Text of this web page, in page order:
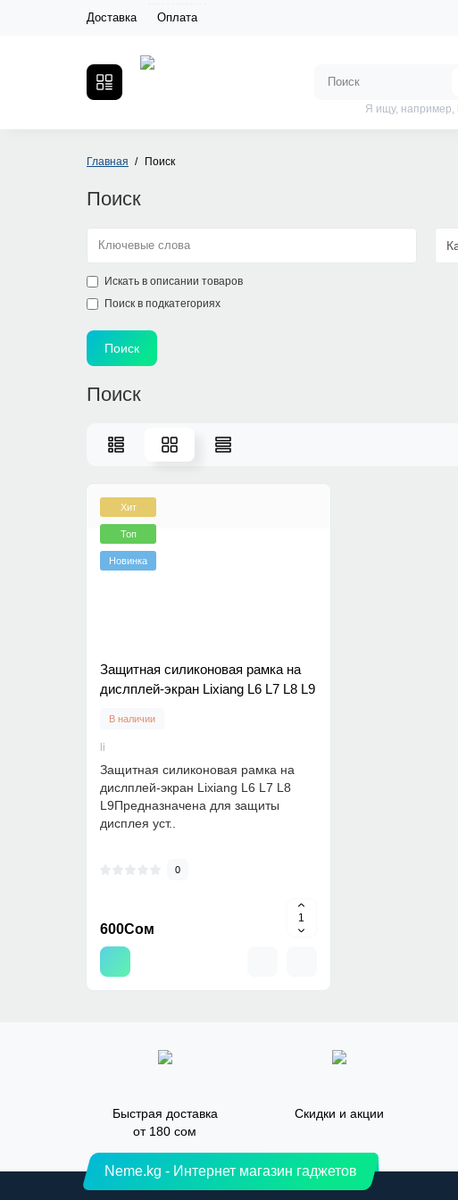
Доставка Оплата
Я ищу, например,
Главная Поиск
Поиск
Искать в описании товаров
Поиск в подкатегориях
Поиск
Хит
Топ
Новинка
Защитная силиконовая рамка на
дислплей-экран Lixiang L6 L7 L8 L9
В наличии
li
Защитная силиконовая рамка на
дислплей-экран Lixiang L6 L7 L8
L9Предназначена для защиты
дисплея уст..
0
600Сом
Быстрая доставка
от 180 сом
Скидки и акции
Neme.kg - Интернет магазин гаджетов